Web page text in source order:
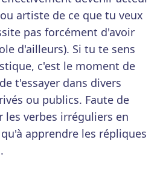
artiste de ce que tu veux
pas forcément d'avoir
d'ailleurs). Si tu te sens
c'est le moment de
t'essayer dans divers
ou publics. Faute de
verbes irréguliers en
apprendre les répliques